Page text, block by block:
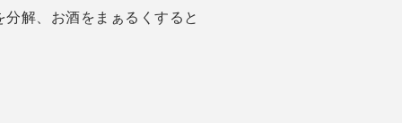
解、お酒をまぁるくすると